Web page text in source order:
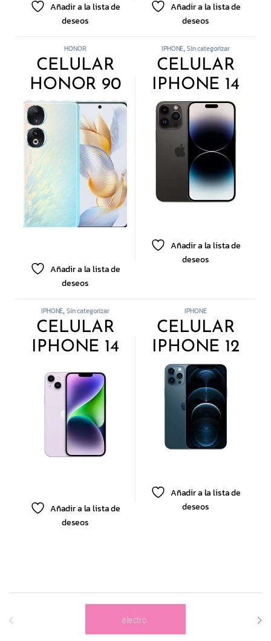
Añadir a la lista de
deseos
Añadir a la lista de
deseos
HONOR
CELULAR
HONOR 90
8GB 256GB
Añadir a la lista de
deseos
IPHONE, Sin categorizar
CELULAR
IPHONE 14
PRO 6GB
256GB GRIS
ESIM S/N
Añadir a la lista de
deseos
IPHONE, Sin categorizar
CELULAR
IPHONE 14
S/N
Añadir a la lista de
deseos
IPHONE
CELULAR
IPHONE 12
PRO MAX
6GB 512GB
BK/BLUE
OPEN BOX
Añadir a la lista de
deseos
Brands Carousel